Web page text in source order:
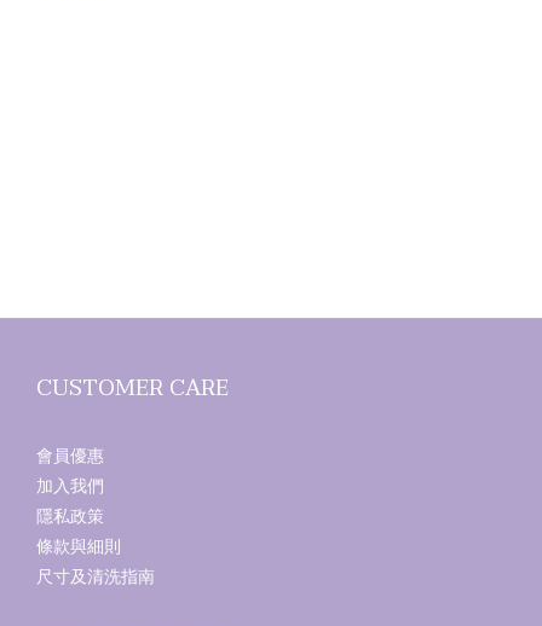
CUSTOMER CARE
會員優惠
加入我們
隱私政策
條款與細則
尺寸及清洗指南